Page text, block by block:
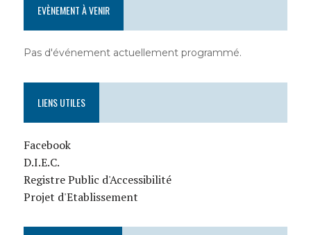
EVÈNEMENT À VENIR
Pas d'événement actuellement programmé.
LIENS UTILES
Facebook
D.I.E.C.
Registre Public d'Accessibilité
Projet d'Etablissement